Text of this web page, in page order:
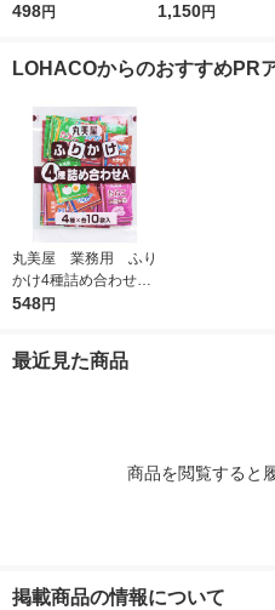
伝統味付のり 9P（8
498円
チャック付き 1セ
1,150円
LOHACOからのおすすめPR
丸美屋 業務用 ふり
かけ4種詰め合わせ
1個（2.5g×40袋) 4
548円
最近見た商品
商品を閲覧すると
掲載商品の情報について